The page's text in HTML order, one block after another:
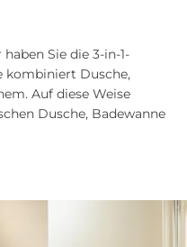
Sie die 3-in-1-
kombiniert Dusche,
Auf diese Weise
Dusche, Badewanne